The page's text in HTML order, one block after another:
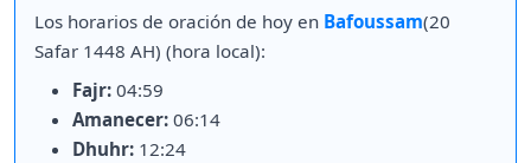
Los horarios de oración de hoy en Bafoussam(20
Safar 1448 AH) (hora local):
Fajr: 04:59
Amanecer: 06:14
Dhuhr: 12:24